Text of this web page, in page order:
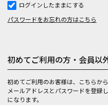
ログインしたままにする
パスワードをお忘れの方はこちら
初めてご利用の方・会員以
初めてご利用のお客様は、こちらか
メールアドレスとパスワードを登録
になります。